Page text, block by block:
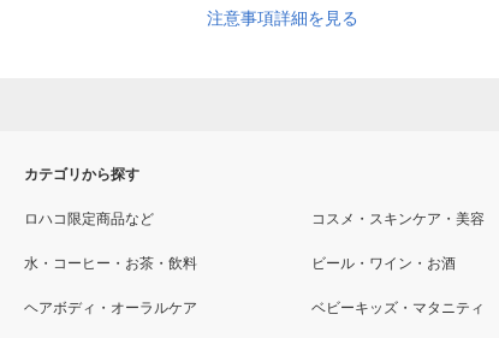
注意事項詳細を見る
カテゴリから探す
ロハコ限定商品など コスメ・スキンケア・美容
水・コーヒー・お茶・飲料 ビール・ワイン・お酒
ヘアボディ・オーラルケア ベビーキッズ・マタニティ